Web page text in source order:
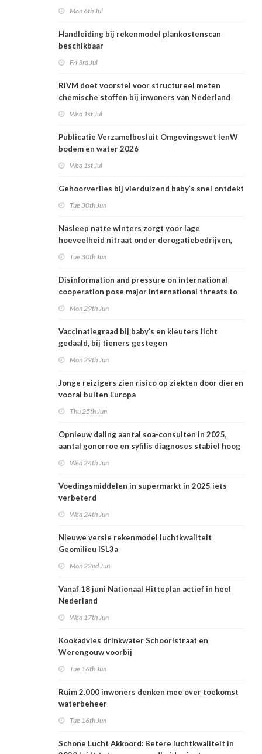
Mon 6th Jul
Handleiding bij rekenmodel plankostenscan
beschikbaar
Fri 3rd Jul
RIVM doet voorstel voor structureel meten
chemische stoffen bij inwoners van Nederland
Wed 1st Jul
Publicatie Verzamelbesluit Omgevingswet IenW
bodem en water 2026
Wed 1st Jul
Gehoorverlies bij vierduizend baby’s snel ontdekt
Tue 30th Jun
Nasleep natte winters zorgt voor lage
hoeveelheid nitraat onder derogatiebedrijven,
Tue 30th Jun
Disinformation and pressure on international
cooperation pose major international threats to
Mon 29th Jun
Vaccinatiegraad bij baby’s en kleuters licht
gedaald, bij tieners gestegen
Mon 29th Jun
Jonge reizigers zien risico op ziekten door dieren
vooral buiten Europa
Thu 25th Jun
Opnieuw daling aantal soa-consulten in 2025,
aantal gonorroe en syfilis diagnoses stabiel hoog
Wed 24th Jun
Voedingsmiddelen in supermarkt in 2025 iets
verbeterd
Wed 24th Jun
Nieuwe versie rekenmodel luchtkwaliteit
Geomilieu ISL3a
Mon 22nd Jun
Vanaf 18 juni Nationaal Hitteplan actief in heel
Nederland
Wed 17th Jun
Kookadvies drinkwater Schoorlstraat en
Werengouw voorbij
Tue 16th Jun
Ruim 2.000 inwoners denken mee over toekomst
waterbeheer
Tue 16th Jun
Schone Lucht Akkoord: Betere luchtkwaliteit in